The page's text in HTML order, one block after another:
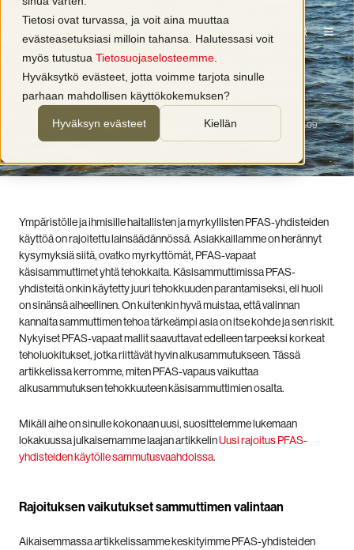
Tietosi ovat turvassa, ja voit aina muuttaa
evästeasetuksiasi milloin tahansa. Halutessasi voit
myös tutustua Tietosuojaselosteemme
Hyväksytkö evästeet, jotta voimme tarjota sinulle
parhaan mahdollisen käyttökokemuksen?
Hyväksyn evästeet Kiellän
Sammuttimet
Ovatko PFAS-vapaat sammuttimet yhtä
tehokkaita?
Presto Paloturvallisuus 3 min lukuaika 27.1.2026 15:09
Ympäristölle ja ihmisille haitallisten ja myrkyllisten PFAS-yhdisteiden
käyttöä on rajoitettu lainsäädännössä. Asiakkaillamme on herännyt
kysymyksiä siitä, ovatko myrkyttömät, PFAS-vapaat
käsisammuttimet yhtä tehokkaita. Käsisammuttimissa PFAS-
yhdisteitä onkin käytetty juuri tehokkuuden parantamiseksi, eli huoli
on sinänsä aiheellinen. On kuitenkin hyvä muistaa, että valinnan
kannalta sammuttimen tehoa tärkeämpi asia on itse kohde ja sen riskit.
Nykyiset PFAS-vapaat mallit saavuttavat edelleen tarpeeksi korkeat
teholuokitukset, jotka riittävät hyvin alkusammutukseen. Tässä
artikkelissa kerromme, miten PFAS-vapaus vaikuttaa
alkusammutuksen tehokkuuteen käsisammuttimien osalta.
Mikäli aihe on sinulle kokonaan uusi, suosittelemme lukemaan
lokakuussa julkaisemamme laajan artikkelinUusi rajoitus PFAS-
yhdisteiden käytölle sammutusvaahdoissa.
Rajoituksen vaikutukset sammuttimen valintaan
Aikaisemmassa artikkelissamme keskityimme PFAS-yhdisteiden